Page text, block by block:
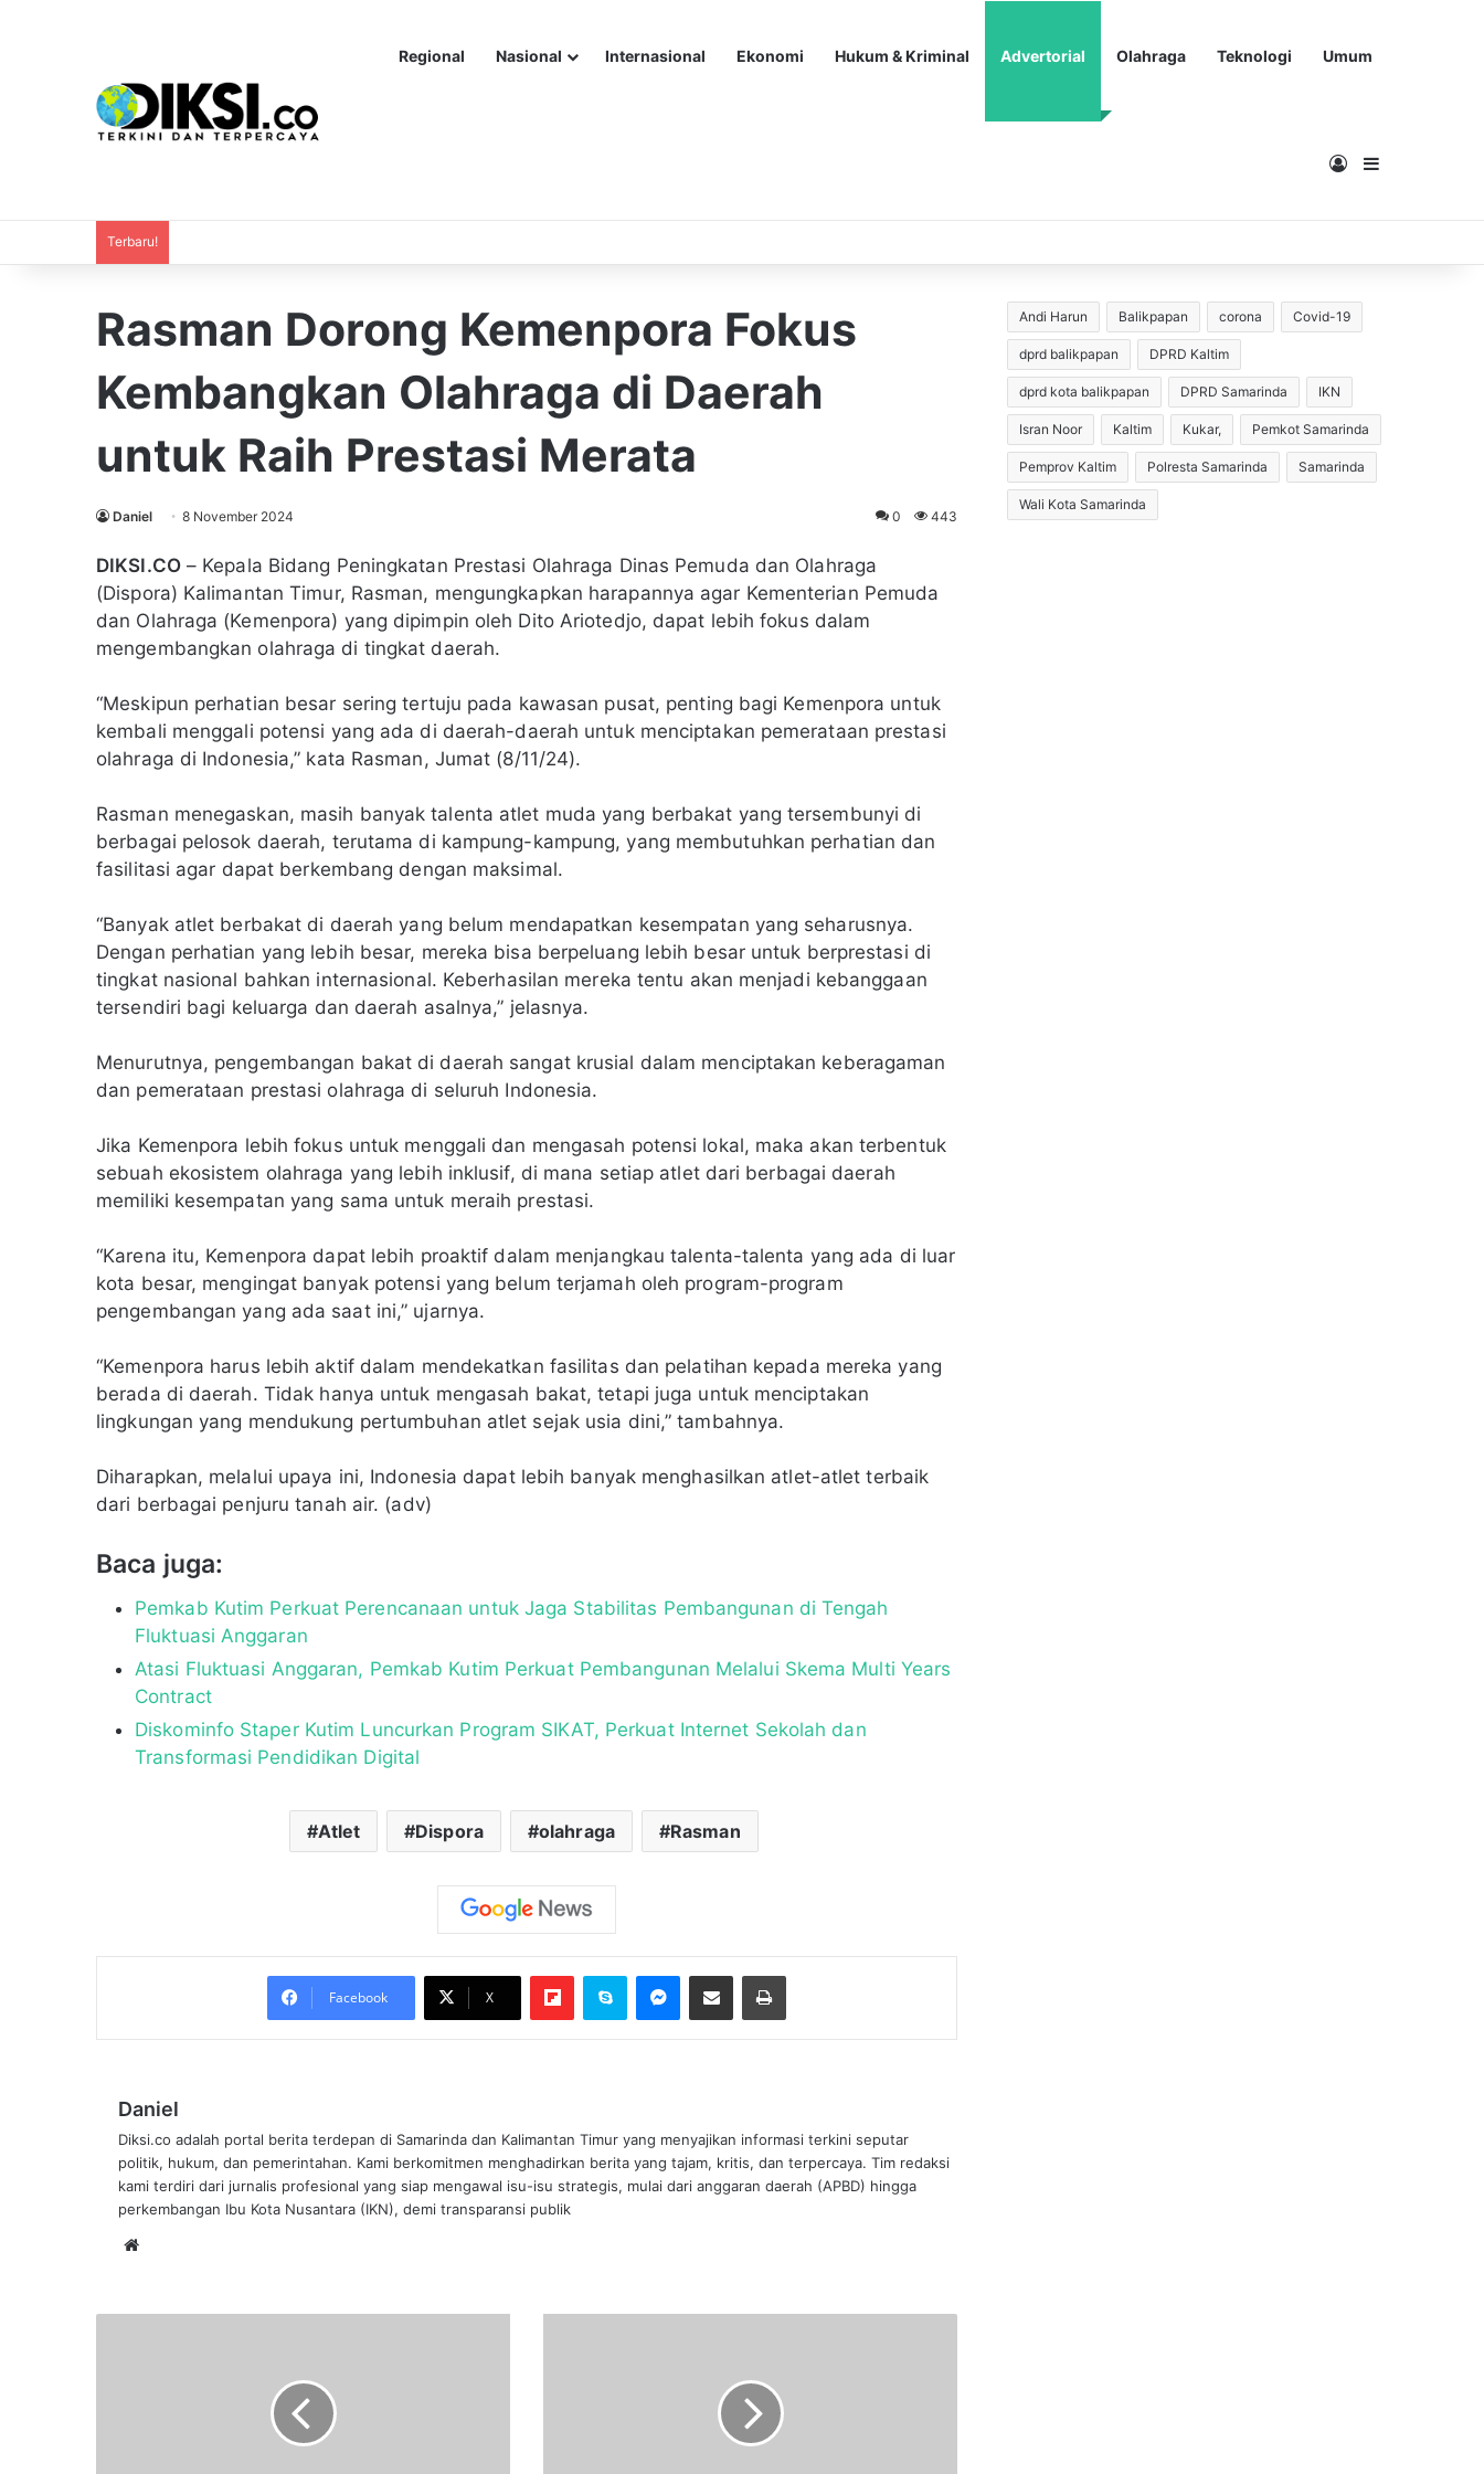
Regional Nasional Internasional Ekonomi Hukum & Kriminal Advertorial Olahraga Teknologi Umum
MasukSidebar
Terbaru!
Rasman Dorong Kemenpora Fokus
Kembangkan Olahraga di Daerah
untuk Raih Prestasi Merata
Daniel 8 November 2024 0 443
DIKSI.CO– Kepala Bidang Peningkatan Prestasi Olahraga Dinas Pemuda dan Olahraga
(Dispora) Kalimantan Timur, Rasman, mengungkapkan harapannya agar Kementerian Pemuda
dan Olahraga (Kemenpora) yang dipimpin oleh Dito Ariotedjo, dapat lebih fokus dalam
mengembangkan olahraga di tingkat daerah.
“Meskipun perhatian besar sering tertuju pada kawasan pusat, penting bagi Kemenpora untuk
kembali menggali potensi yang ada di daerah-daerah untuk menciptakan pemerataan prestasi
olahraga di Indonesia,” kata Rasman, Jumat (8/11/24).
Rasman menegaskan, masih banyak talenta atlet muda yang berbakat yang tersembunyi di
berbagai pelosok daerah, terutama di kampung-kampung, yang membutuhkan perhatian dan
fasilitasi agar dapat berkembang dengan maksimal.
“Banyak atlet berbakat di daerah yang belum mendapatkan kesempatan yang seharusnya.
Dengan perhatian yang lebih besar, mereka bisa berpeluang lebih besar untuk berprestasi di
tingkat nasional bahkan internasional. Keberhasilan mereka tentu akan menjadi kebanggaan
tersendiri bagi keluarga dan daerah asalnya,” jelasnya.
Menurutnya, pengembangan bakat di daerah sangat krusial dalam menciptakan keberagaman
dan pemerataan prestasi olahraga di seluruh Indonesia.
Jika Kemenpora lebih fokus untuk menggali dan mengasah potensi lokal, maka akan terbentuk
sebuah ekosistem olahraga yang lebih inklusif, di mana setiap atlet dari berbagai daerah
memiliki kesempatan yang sama untuk meraih prestasi.
“Karena itu, Kemenpora dapat lebih proaktif dalam menjangkau talenta-talenta yang ada di luar
kota besar, mengingat banyak potensi yang belum terjamah oleh program-program
pengembangan yang ada saat ini,” ujarnya.
“Kemenpora harus lebih aktif dalam mendekatkan fasilitas dan pelatihan kepada mereka yang
berada di daerah. Tidak hanya untuk mengasah bakat, tetapi juga untuk menciptakan
lingkungan yang mendukung pertumbuhan atlet sejak usia dini,” tambahnya.
Diharapkan, melalui upaya ini, Indonesia dapat lebih banyak menghasilkan atlet-atlet terbaik
dari berbagai penjuru tanah air. (adv)
Baca juga:
Pemkab Kutim Perkuat Perencanaan untuk Jaga Stabilitas Pembangunan di Tengah
Fluktuasi Anggaran
Atasi Fluktuasi Anggaran, Pemkab Kutim Perkuat Pembangunan Melalui Skema Multi Years
Contract
Diskominfo Staper Kutim Luncurkan Program SIKAT, Perkuat Internet Sekolah dan
Transformasi Pendidikan Digital
Atlet Dispora olahraga Rasman
Facebook X
FlipboardSkype Messenger
Bagikan melalui Email Cetak
Daniel
Diksi.co adalah portal berita terdepan di Samarinda dan Kalimantan Timur yang menyajikan informasi terkini seputar
politik, hukum, dan pemerintahan. Kami berkomitmen menghadirkan berita yang tajam, kritis, dan terpercaya. Tim redaksi
kami terdiri dari jurnalis profesional yang siap mengawal isu-isu strategis, mulai dari anggaran daerah (APBD) hingga
perkembangan Ibu Kota Nusantara (IKN), demi transparansi publik
Andi Harun Balikpapan corona Covid-19
dprd balikpapan DPRD Kaltim
dprd kota balikpapan DPRD Samarinda IKN
Isran Noor Kaltim Kukar, Pemkot Samarinda
Pemprov Kaltim Polresta Samarinda Samarinda
Wali Kota Samarinda